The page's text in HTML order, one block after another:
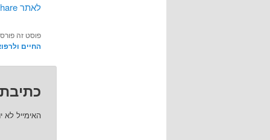
לאתר Britannica WebShare
פוסט זה
החיים
האימייל לא